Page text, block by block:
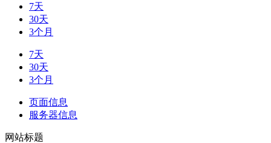
7天
30天
3个月
7天
30天
3个月
页面信息
服务器信息
网站标题